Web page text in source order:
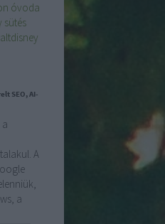
óvoda
sütés
SEO, AI-
A
a